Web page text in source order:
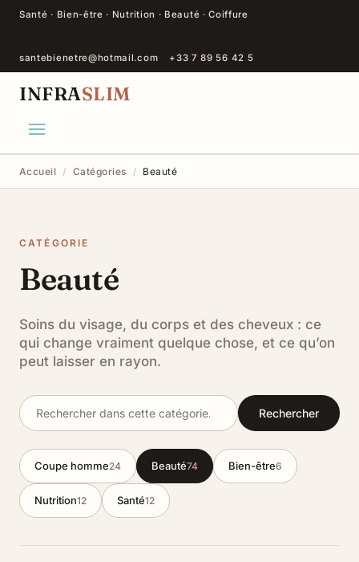
Santé · Bien-être · Nutrition · Beauté · Coiffure
santebienetre@hotmail.com +33 7 89 56 42 5
INFRASLIM
Accueil / Catégories / Beauté
CATÉGORIE
Beauté
Soins du visage, du corps et des cheveux : ce
qui change vraiment quelque chose, et ce qu’on
peut laisser en rayon.
Rechercher
Coupe homme24 Beauté74 Bien-être6
Nutrition12 Santé12